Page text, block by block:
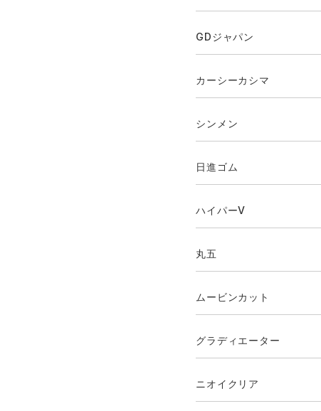
GDジャパン
カーシーカシマ
シンメン
日進ゴム
ハイパーV
丸五
ムービンカット
グラディエーター
ニオイクリア